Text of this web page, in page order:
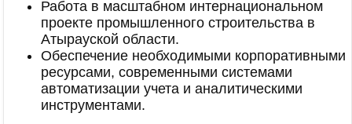
Работа в масштабном интернациональном
проекте промышленного строительства в
Атырауской области.
Обеспечение необходимыми корпоративными
ресурсами, современными системами
автоматизации учета и аналитическими
инструментами.